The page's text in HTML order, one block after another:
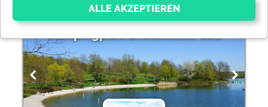
Campingpark Breitenauer See
Essenziell
Essenzielle Cookies ermöglichen grundlegende
Funktionen und sind für die einwandfreie Funktion der
Website dringend erforderlich. Ohne diese Cookies
werden Teile der Websitenicht funktionieren